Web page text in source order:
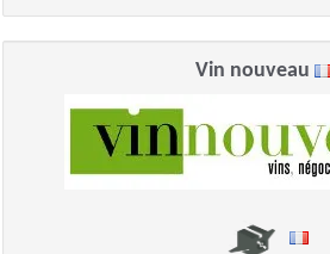
Vin nouveau